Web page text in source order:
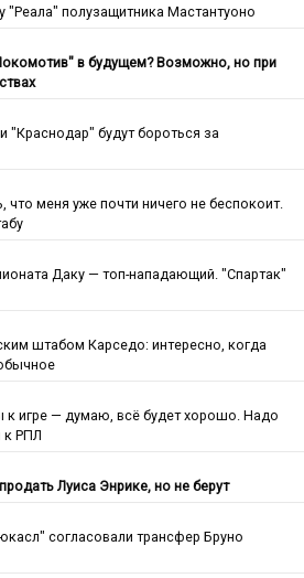
"Реала" полузащитника Мастантуоно
в будущем? Возможно, но при
"Краснодар" будут бороться за
что меня уже почти ничего не беспокоит.
Даку — топ-нападающий. "Спартак"
штабом Карседо: интересно, когда
к игре — думаю, всё будет хорошо. Надо
к РПЛ
Луиса Энрике, но не берут
согласовали трансфер Бруно